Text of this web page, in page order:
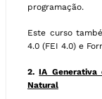
programação.
Este curso
4.0 (FEI 4.0) e
2.IA Generativa
Natural